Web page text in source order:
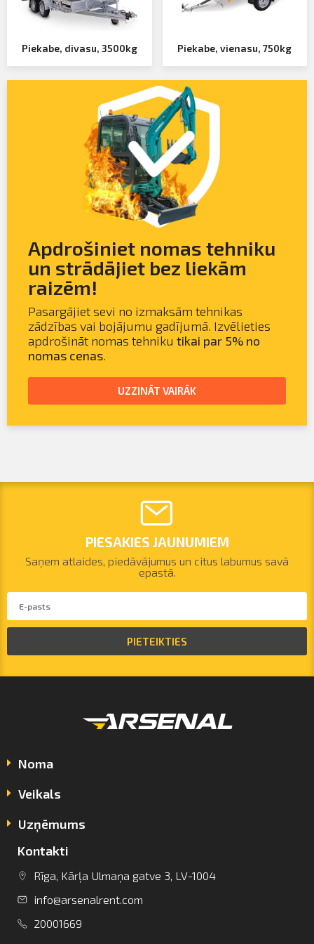
info@arsenalrent.com
PIETEIKTIES
Piekabe, divasu, 3500kg Piekabe, vienasu, 750kg
Apdrošiniet nomas tehniku
un strādājiet bez liekām
raizēm!
Pasargājiet sevi no izmaksām tehnikas
zādzības vai bojājumu gadījumā. Izvēlieties
apdrošināt nomas tehniku tikai par 5% no
nomas cenas.
UZZINĀT VAIRĀK
PIESAKIES JAUNUMIEM
Saņem atlaides, piedāvājumus un citus labumus savā
epastā.
PIETEIKTIES
Noma
Veikals
Uzņēmums
Kontakti
Rīga, Kārļa Ulmaņa gatve 3, LV-1004
info@arsenalrent.com
20001669